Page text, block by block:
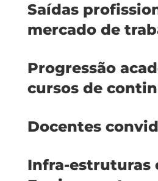
Saídas
mercado de
Progressão
cursos de
Docentes
Infra-estruturas